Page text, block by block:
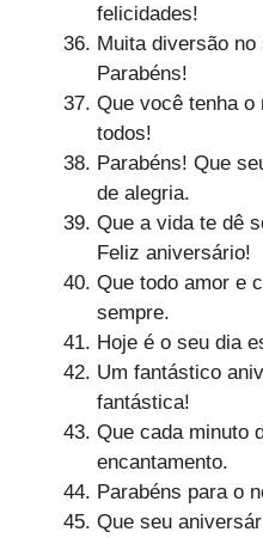
felicidades!
Muita diversão
Parabéns!
Que você tenha o
todos!
Parabéns! Que
de alegria.
Que a vida te dê
Feliz aniversário!
Que todo amor e
sempre.
Hoje é o seu dia
Um fantástico
fantástica!
Que cada minuto
encantamento.
Parabéns para o
Que seu